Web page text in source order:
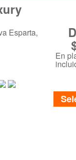
En
Esparta,